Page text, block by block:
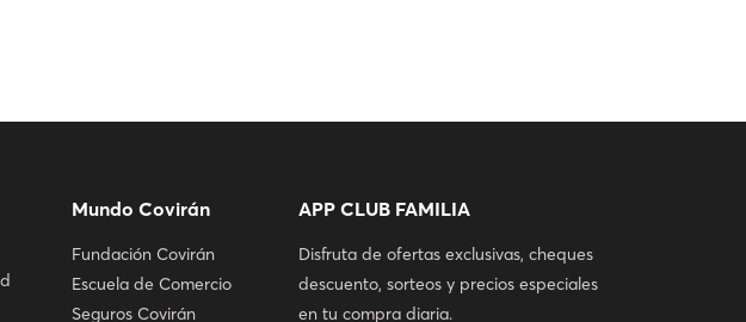
Mundo Covirán
Fundación Covirán
Escuela de Comercio
Seguros Covirán
APP CLUB FAMILIA
Disfruta de ofertas exclusivas, cheques
descuento, sorteos y precios especiales
en tu compra diaria.